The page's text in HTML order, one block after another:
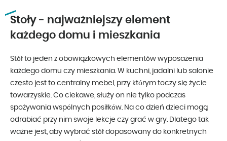
Stoły - najważniejszy element
każdego domu i mieszkania
Stół to jeden z obowiązkowych elementów wyposażenia
każdego domu czy mieszkania. W kuchni, jadalni lub salonie
często jest to centralny mebel, przy którym toczy się życie
towarzyskie. Co ciekawe, służy on nie tylko podczas
spożywania wspólnych posiłków. Na co dzień dzieci mogą
odrabiać przy nim swoje lekcje czy grać w gry. Dlatego tak
ważne jest, aby wybrać stół dopasowany do konkretnych